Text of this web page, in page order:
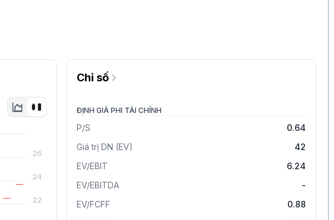
22
24
26
Chỉ số
ĐỊNH GIÁ PHI TÀI CHÍNH
P/S
0.64
Giá trị DN (EV)
42
EV/EBIT
6.24
EV/EBITDA
-
EV/FCFF
0.88